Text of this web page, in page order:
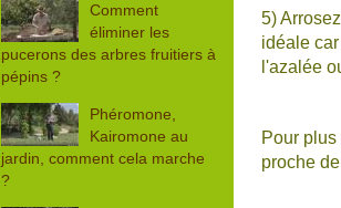
Comment
éliminer les
pucerons des arbres fruitiers à
pépins ?
Phéromone,
Kairomone au
jardin, comment cela marche
?
5)
idéale
l'azalée
Pour
proche